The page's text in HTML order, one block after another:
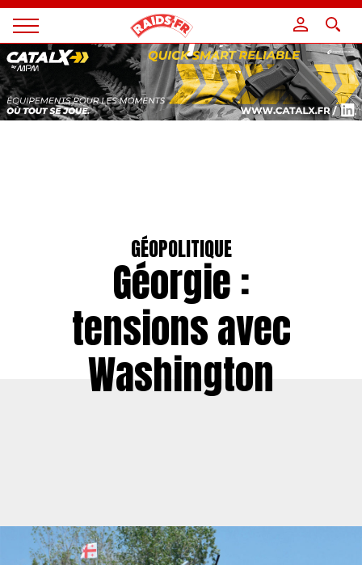
Magazine
Raids
GÉOPOLITIQUE
Géorgie :
tensions avec
Washington
Panneau de gestion des cookies